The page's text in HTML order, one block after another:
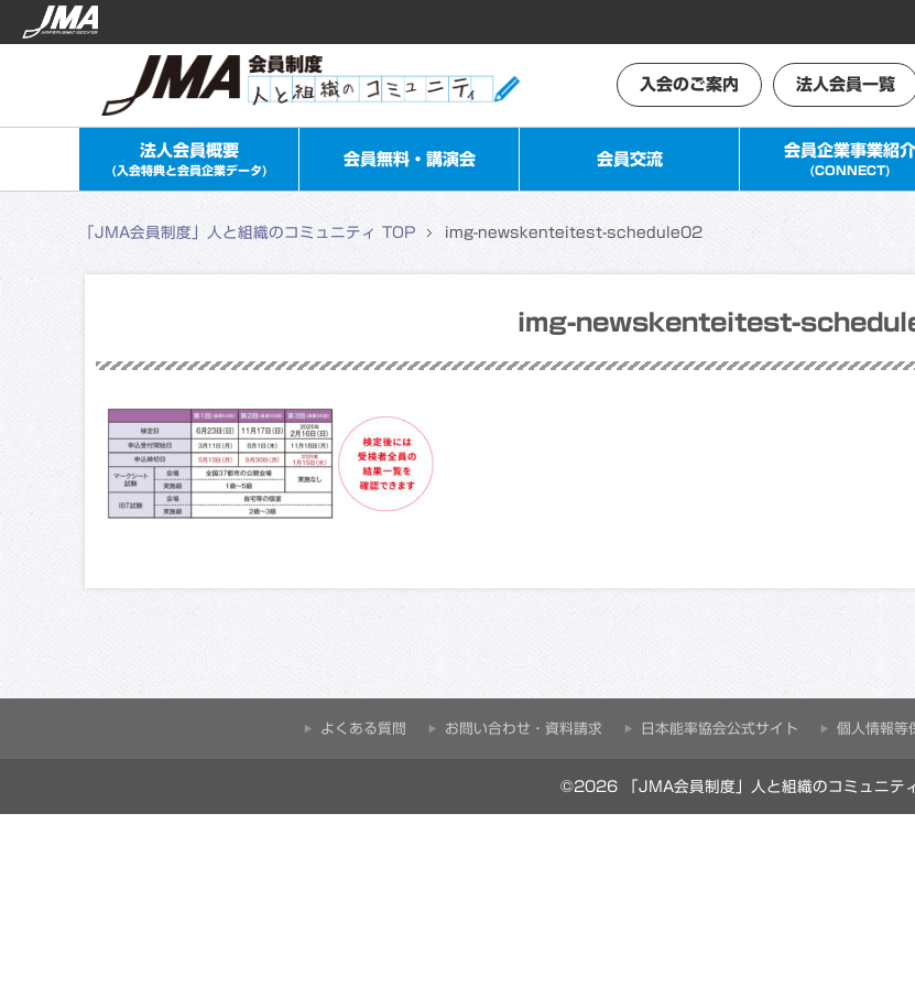
入会のご案内 法人会員一覧
法人会員概要
(入会特典と会員企業データ)
会員無料・講演会 会員交流 会員企業事業紹介
(CONNECT)
「JMA会員制度」人と組織のコミュニティ TOP img-newskenteitest-schedule02
img-newskenteitest-
よくある質問 お問い合わせ・資料請求 ⽇本能率協会公式サイト 個人情報等
©2026 「JMA会員制度」人と組織のコミュニテ